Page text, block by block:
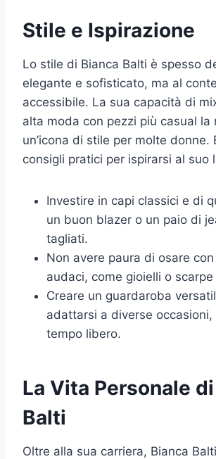
Stile e Ispirazione
Lo stile di Bianca Balti è spesso
elegante e sofisticato, ma al
accessibile. La sua capacità di
alta moda con pezzi più casual la
un’icona di stile per molte donne.
consigli pratici per ispirarsi al suo
Investire in capi classici e di
un buon blazer o un paio di
tagliati.
Non avere paura di osare
audaci, come gioielli o
Creare un guardaroba
adattarsi a diverse occasioni,
tempo libero.
La Vita Personale
Balti
Oltre alla sua carriera, Bianca